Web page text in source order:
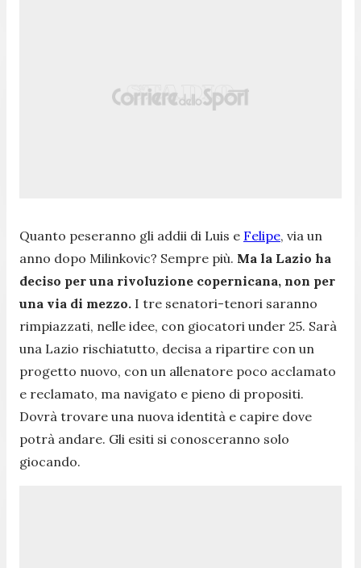
Quanto peseranno gli addii di Luis e Felipe, via un
anno dopo Milinkovic? Sempre più. Ma la Lazio ha
deciso per una rivoluzione copernicana, non per
una via di mezzo. I tre senatori-tenori saranno
rimpiazzati, nelle idee, con giocatori under 25. Sarà
una Lazio rischiatutto, decisa a ripartire con un
progetto nuovo, con un allenatore poco acclamato
e reclamato, ma navigato e pieno di propositi.
Dovrà trovare una nuova identità e capire dove
potrà andare. Gli esiti si conosceranno solo
giocando.